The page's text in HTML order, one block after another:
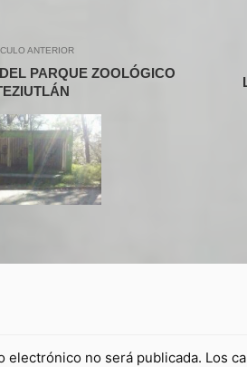
ANTERIOR
PARQUE ZOOLÓGICO
electrónico no será publicada. Los